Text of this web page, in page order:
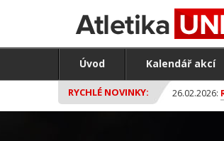
Úvod Kalendář akcí
RYCHLÉ NOVINKY: 26.02.2026: